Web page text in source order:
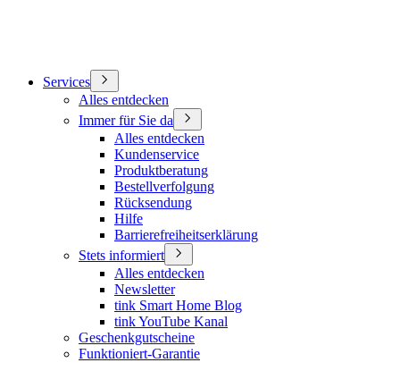
Services
Alles entdecken
Immer für Sie da
Alles entdecken
Kundenservice
Produktberatung
Bestellverfolgung
Rücksendung
Hilfe
Barrierefreiheitserklärung
Stets informiert
Alles entdecken
Newsletter
tink Smart Home Blog
tink YouTube Kanal
Geschenkgutscheine
Funktioniert-Garantie